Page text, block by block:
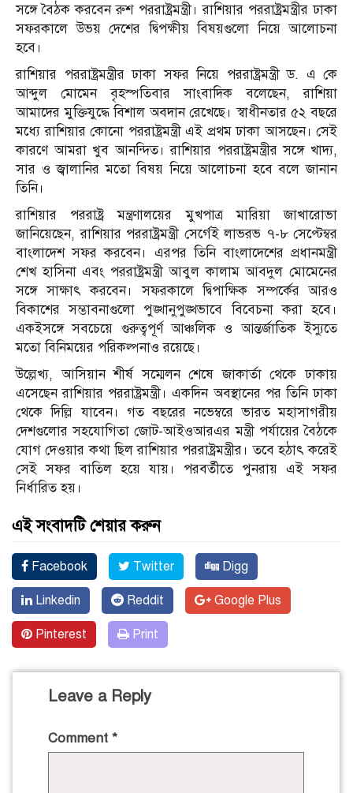
সঙ্গে বৈঠক করবেন রুশ পররাষ্ট্রমন্ত্রী। রাশিয়ার পররাষ্ট্রমন্ত্রীর ঢাকা
সফরকালে উভয় দেশের দ্বিপক্ষীয় বিষয়গুলো নিয়ে আলোচনা
হবে।
রাশিয়ার পররাষ্ট্রমন্ত্রীর ঢাকা সফর নিয়ে পররাষ্ট্রমন্ত্রী ড. এ কে
আব্দুল মোমেন বৃহস্পতিবার সাংবাদিক বলেছেন, রাশিয়া
আমাদের মুক্তিযুদ্ধে বিশাল অবদান রেখেছে। স্বাধীনতার ৫২ বছরে
মধ্যে রাশিয়ার কোনো পররাষ্ট্রমন্ত্রী এই প্রথম ঢাকা আসছেন। সেই
কারণে আমরা খুব আনন্দিত। রাশিয়ার পররাষ্ট্রমন্ত্রীর সঙ্গে খাদ্য,
সার ও জ্বালানির মতো বিষয় নিয়ে আলোচনা হবে বলে জানান
তিনি।
রাশিয়ার পররাষ্ট্র মন্ত্রণালয়ের মুখপাত্র মারিয়া জাখারোভা
জানিয়েছেন, রাশিয়ার পররাষ্ট্রমন্ত্রী সের্গেই লাভরভ ৭-৮ সেপ্টেম্বর
বাংলাদেশ সফর করবেন। এরপর তিনি বাংলাদেশের প্রধানমন্ত্রী
শেখ হাসিনা এবং পররাষ্ট্রমন্ত্রী আবুল কালাম আবদুল মোমেনের
সঙ্গে সাক্ষাৎ করবেন। সফরকালে দ্বিপাক্ষিক সম্পর্কের আরও
বিকাশের সম্ভাবনাগুলো পুঙ্খানুপুঙ্খভাবে বিবেচনা করা হবে।
একইসঙ্গে সবচেয়ে গুরুত্বপূর্ণ আঞ্চলিক ও আন্তর্জাতিক ইস্যুতে
মতো বিনিময়ের পরিকল্পনাও রয়েছে।
উল্লেখ্য, আসিয়ান শীর্ষ সম্মেলন শেষে জাকার্তা থেকে ঢাকায়
এসেছেন রাশিয়ার পররাষ্ট্রমন্ত্রী। একদিন অবস্থানের পর তিনি ঢাকা
থেকে দিল্লি যাবেন। গত বছরের নভেম্বরে ভারত মহাসাগরীয়
দেশগুলোর সহযোগিতা জোট-আইওআরএর মন্ত্রী পর্যায়ের বৈঠকে
যোগ দেওয়ার কথা ছিল রাশিয়ার পররাষ্ট্রমন্ত্রীর। তবে হঠাৎ করেই
সেই সফর বাতিল হয়ে যায়। পরবর্তীতে পুনরায় এই সফর
নির্ধারিত হয়।
এই সংবাদটি শেয়ার করুন
Facebook Twitter Digg
Linkedin Reddit Google Plus
Pinterest Print
Leave a Reply
Comment *